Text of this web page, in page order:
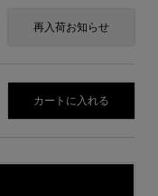
再入荷お知らせ
カートに入れる